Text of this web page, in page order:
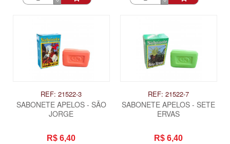
REF: 21522-3
SABONETE APELOS - SÃO
JORGE
R$ 6,40
REF: 21522-7
SABONETE APELOS - SETE
ERVAS
R$ 6,40